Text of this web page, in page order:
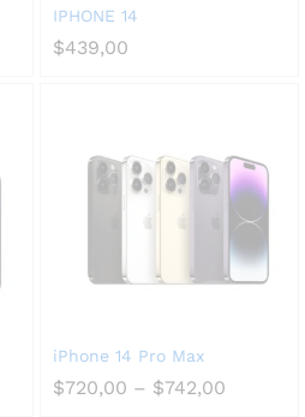
IPHONE 14
$439,00
iPhone 14 Pro Max
$720,00 – $742,00